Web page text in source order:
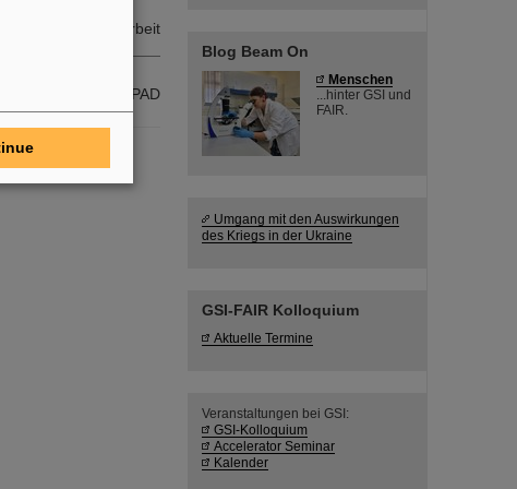
Öffentlichkeitsarbeit
Gruppe PER-PAD
Blog Beam On
Menschen
...hinter GSI und
FAIR.
Umgang mit den Auswirkungen
des Kriegs in der Ukraine
GSI-FAIR Kolloquium
Aktuelle Termine
Veranstaltungen bei GSI:
GSI-Kolloquium
Accelerator Seminar
Kalender